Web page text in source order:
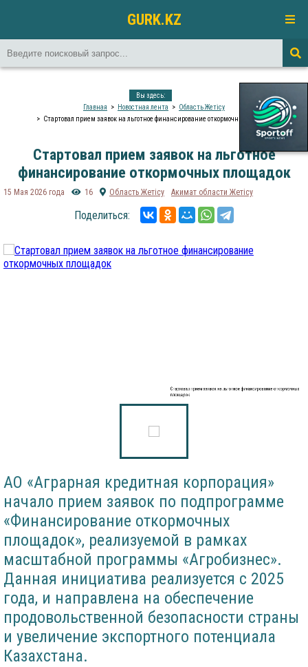
GURK.KZ
Вы здесь:
Главная
Новостная лента
Область Жетісу
Стартовал прием заявок на льготное финансирование откормочных площадок
Стартовал прием заявок на льготное
финансирование откормочных площадок
15 Мая 2026 года 16 Область Жетісу Акимат области Жетісу
Поделиться:
Стартовал прием заявок на льготное финансирование откормочных
площадок
АО «Аграрная кредитная корпорация»
начало прием заявок по подпрограмме
«Финансирование откормочных
площадок», реализуемой в рамках
масштабной программы «Агробизнес».
Данная инициатива реализуется с 2025
года, и направлена на обеспечение
продовольственной безопасности страны
и увеличение экспортного потенциала
Казахстана.